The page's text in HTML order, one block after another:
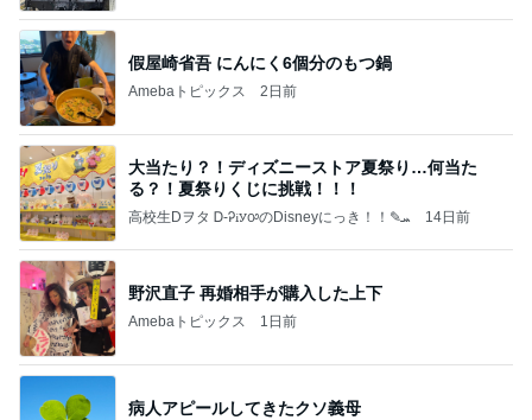
假屋崎省吾 にんにく6個分のもつ鍋
Amebaトピックス 2日前
大当たり？！ディズニーストア夏祭り…何当た
る？！夏祭りくじに挑戦！！！
高校生Dヲタ Ꭰ-ᎮꭵꭹꭴのDisneyにっき！！✎ܚ 14日前
野沢直子 再婚相手が購入した上下
Amebaトピックス 1日前
病人アピールしてきたクソ義母